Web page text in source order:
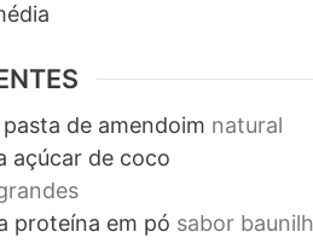
pasta de amendoim natural
açúcar de coco
proteína em pó sabor